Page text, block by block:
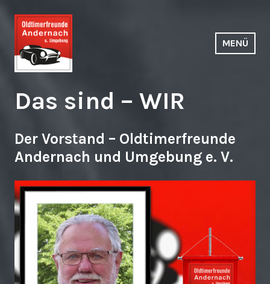
Inhalt
springen
MENÜ
Das sind – WIR
Der Vorstand – Oldtimerfreunde
Andernach und Umgebung e. V.